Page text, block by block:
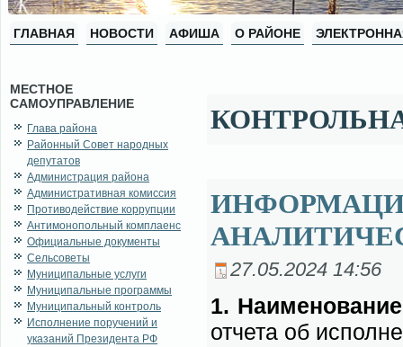
ГЛАВНАЯ НОВОСТИ АФИША О РАЙОНЕ
МЕСТНОЕ
САМОУПРАВЛЕНИЕ
Глава района
Районный Совет народных
депутатов
Администрация района
Административная комиссия
Противодействие коррупции
Антимонопольный комплаенс
Официальные документы
Сельсоветы
Муниципальные услуги
Муниципальные программы
Муниципальный контроль
Исполнение поручений и
указаний Президента РФ
27.05.2024 14:56
1.
от­че­та об